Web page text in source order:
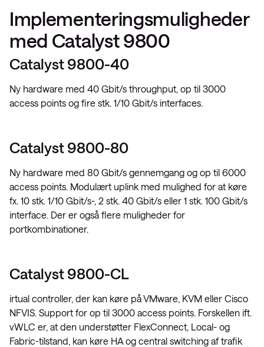
Implementeringsmuligheder
med Catalyst 9800
Catalyst 9800-40
Ny hardware med 40 Gbit/s throughput, op til 3000
access points og fire stk. 1/10 Gbit/s interfaces.
Catalyst 9800-80
Ny hardware med 80 Gbit/s gennemgang og op til 6000
access points. Modulært uplink med mulighed for at køre
fx. 10 stk. 1/10 Gbit/s-, 2 stk. 40 Gbit/s eller 1 stk. 100 Gbit/s
interface. Der er også flere muligheder for
portkombinationer.
Catalyst 9800-CL
irtual controller, der kan køre på VMware, KVM eller Cisco
NFVIS. Support for op til 3000 access points. Forskellen ift.
vWLC er, at den understøtter FlexConnect, Local- og
Fabric-tilstand, kan køre HA og central switching af trafik